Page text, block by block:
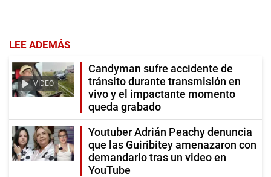
LEE ADEMÁS
VIDEO
Candyman sufre accidente de
tránsito durante transmisión en
vivo y el impactante momento
queda grabado
Youtuber Adrián Peachy denuncia
que las Guiribitey amenazaron con
demandarlo tras un video en
YouTube